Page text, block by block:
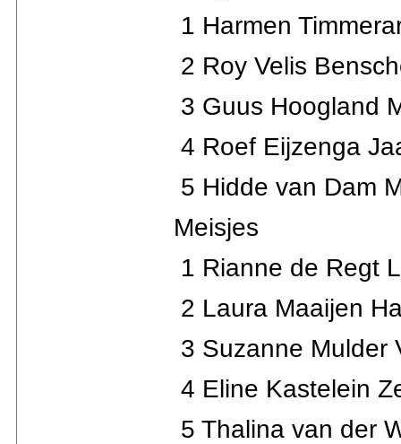
1 Harmen
2 Roy Velis
3 Guus Hoogland
4 Roef Eijzenga
5 Hidde van Dam
Meisjes
1 Rianne de Regt
2 Laura Maaijen
3 Suzanne Mulder
4 Eline Kastelein
5 Thalina van der